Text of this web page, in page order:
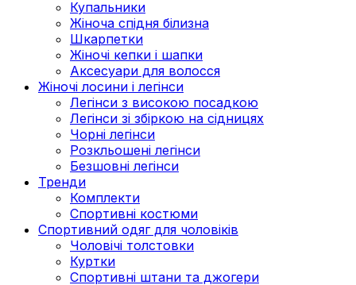
Купальники
Жіноча спідня білизна
Шкарпетки
Жіночі кепки і шапки
Аксесуари для волосся
Жіночі лосини і легінси
Легінси з високою посадкою
Легінси зі збіркою на сідницях
Чорні легінси
Розкльошені легінси
Безшовні легінси
Тренди
Комплекти
Спортивні костюми
Спортивний одяг для чоловіків
Чоловічі толстовки
Куртки
Спортивні штани та джогери